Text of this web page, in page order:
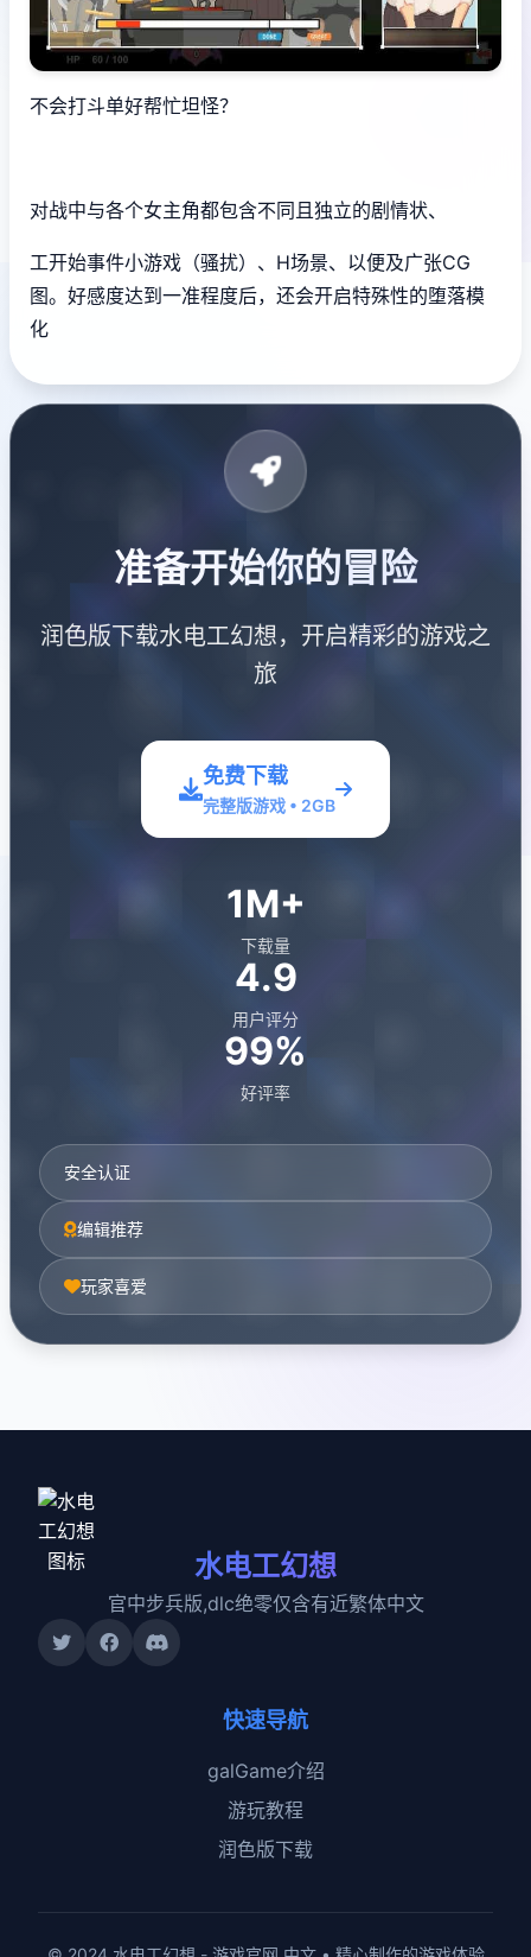
不会打斗单好帮忙坦怪？
对战中与各个女主角都包含不同且独立的剧情状、
工开始事件小游戏（骚扰）、H场景、以便及广张CG
图。好感度达到一准程度后，还会开启特殊性的堕落模
化
准备开始你的冒险
润色版下载水电工幻想，开启精彩的游戏之
旅
免费下载
完整版游戏 • 2GB
1M+
下载量
4.9
用户评分
99%
好评率
安全认证
编辑推荐
玩家喜爱
水电工幻想
官中步兵版,dlc绝零仅含有近繁体中文
快速导航
galGame介绍
游玩教程
润色版下载